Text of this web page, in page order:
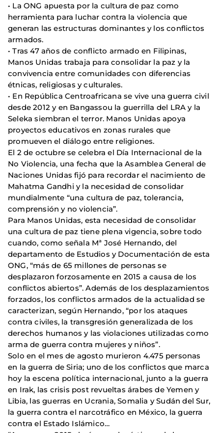
• La ONG apuesta por la cultura de paz como
herramienta para luchar contra la violencia que
generan las estructuras dominantes y los conflictos
armados.
• Tras 47 años de conflicto armado en Filipinas,
Manos Unidas trabaja para consolidar la paz y la
convivencia entre comunidades con diferencias
étnicas, religiosas y culturales.
• En República Centroafricana se vive una guerra civil
desde 2012 y en Bangassou la guerrilla del LRA y la
Seleka siembran el terror. Manos Unidas apoya
proyectos educativos en zonas rurales que
promueven el diálogo entre religiones.
El 2 de octubre se celebra el Día Internacional de la
No Violencia, una fecha que la Asamblea General de
Naciones Unidas fijó para recordar el nacimiento de
Mahatma Gandhi y la necesidad de consolidar
mundialmente “una cultura de paz, tolerancia,
comprensión y no violencia”.
Para Manos Unidas, esta necesidad de consolidar
una cultura de paz tiene plena vigencia, sobre todo
cuando, como señala Mª José Hernando, del
departamento de Estudios y Documentación de esta
ONG, “más de 65 millones de personas se
desplazaron forzosamente en 2015 a causa de los
conflictos abiertos”. Además de los desplazamientos
forzados, los conflictos armados de la actualidad se
caracterizan, según Hernando, “por los ataques
contra civiles, la transgresión generalizada de los
derechos humanos y las violaciones utilizadas como
arma de guerra contra mujeres y niños”.
Solo en el mes de agosto murieron 4.475 personas
en la guerra de Siria; uno de los conflictos que marca
hoy la escena política internacional, junto a la guerra
en Irak, las crisis post revueltas árabes de Yemen y
Libia, las guerras en Ucrania, Somalia y Sudán del Sur,
la guerra contra el narcotráfico en México, la guerra
contra el Estado Islámico…